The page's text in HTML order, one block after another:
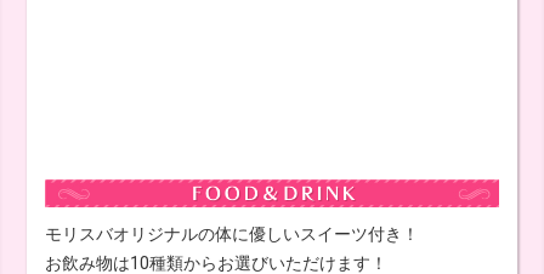
モリスバオリジナルの体に優しいスイーツ付き！
お飲み物は10種類からお選びいただけます！